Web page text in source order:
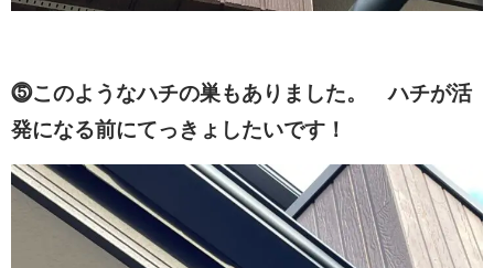
⓹このようなハチの巣もありました。 ハチが活
発になる前にてっきょしたいです！